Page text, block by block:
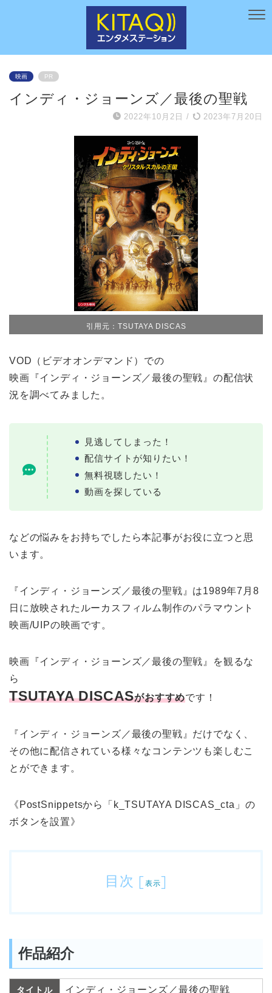
映画 PR
インディ・ジョーンズ／最後の聖戦
2022年10月2日 / 2023年7月20日
引用元：TSUTAYA DISCAS
VOD（ビデオオンデマンド）での
映画『インディ・ジョーンズ／最後の聖戦』の配信状
況を調べてみました。
見逃してしまった！
配信サイトが知りたい！
無料視聴したい！
動画を探している
などの悩みをお持ちでしたら本記事がお役に立つと思
います。
『インディ・ジョーンズ／最後の聖戦』は1989年7月8
日に放映されたルーカスフィルム制作のパラマウント
映画/UIPの映画です。
映画『インディ・ジョーンズ／最後の聖戦』を観るな
ら
TSUTAYA DISCASがおすすめです！
『インディ・ジョーンズ／最後の聖戦』だけでなく、
その他に配信されている様々なコンテンツも楽しむこ
とができます。
《PostSnippetsから「k_TSUTAYA DISCAS_cta」の
ボタンを設置》
目次 [ 表示]
作品紹介
タイトル インディ・ジョーンズ／最後の聖戦